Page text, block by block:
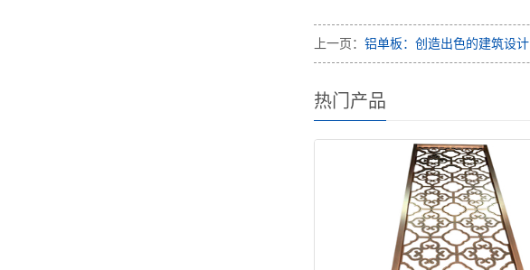
上一页： 铝单板：创造出色的建筑设计
热门产品